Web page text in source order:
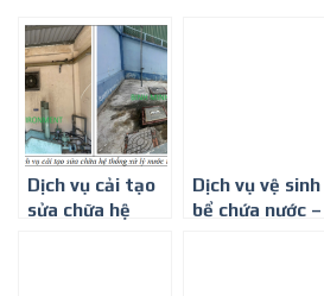
Dịch vụ cải tạo
sửa chữa hệ
Dịch vụ vệ sinh
bể chứa nước –